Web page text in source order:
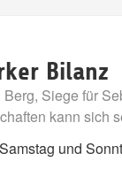
Bilanz
Siege für
kann sich
und